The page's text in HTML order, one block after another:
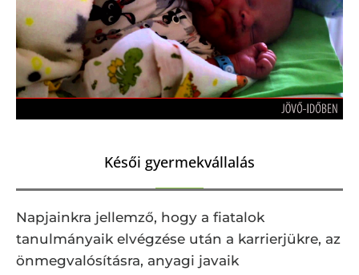
Késői gyermekvállalás
Napjainkra jellemző, hogy a fiatalok
tanulmányaik elvégzése után a karrierjükre, az
önmegvalósításra, anyagi javaik